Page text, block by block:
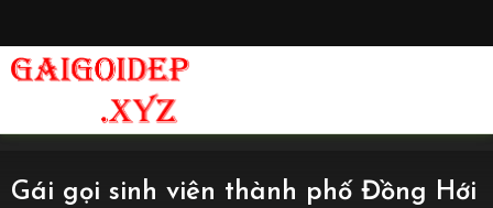
Gái gọi sinh viên thành phố Đồng Hới